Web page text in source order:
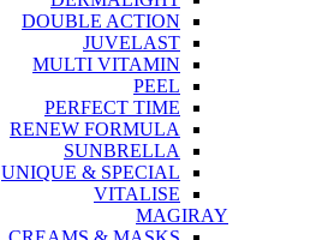
DOUBLE ACTION
JUVELAST
MULTI VITAMIN
PEEL
PERFECT TIME
RENEW FORMULA
SUNBRELLA
UNIQUE & SPECIAL
VITALISE
MAGIRAY